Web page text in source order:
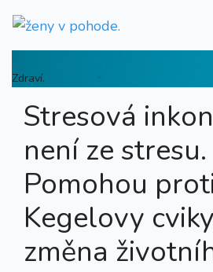
Zdraví.
Stresová
není ze stresu.
Pomohou
Kegelovy
změna